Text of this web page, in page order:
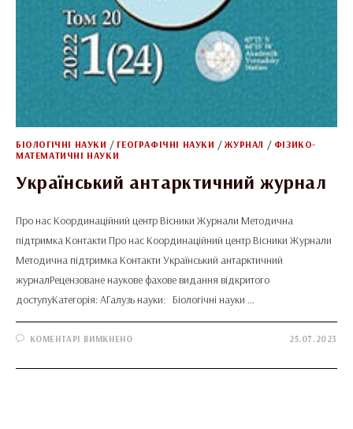
БІОЛОГІЧНІ НАУКИ / ГЕОГРАФІЧНІ НАУКИ /ЖУРНАЛ / ФІЗИКО-
МАТЕМАТИЧНІ НАУКИ
Український антарктичний журнал
Про нас Координаційний центр Вісники Журнали Методична
підтримка Контакти Про нас Координаційний центр Вісники Журнали
Методична підтримка Контакти Український антарктичний
журналРецензоване наукове фахове видання відкритого
доступуКатегорія: АГалузь науки: Біологічні науки …
КОМЕНТАРІ ВИМКНЕНОДО
ЖУРНАЛ
25.07.2023